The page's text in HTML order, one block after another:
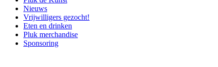
Nieuws
Vrijwilligers gezocht!
Eten en drinken
Pluk merchandise
Sponsoring